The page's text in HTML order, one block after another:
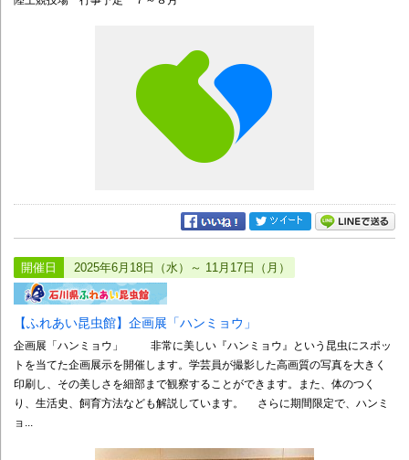
開催日 2025年6月18日（水）～ 11月17日（月）
【ふれあい昆虫館】企画展「ハンミョウ」
企画展「ハンミョウ」 非常に美しい『ハンミョウ』という昆虫にスポッ
トを当てた企画展示を開催します。学芸員が撮影した高画質の写真を大きく
印刷し、その美しさを細部まで観察することができます。また、体のつく
り、生活史、飼育方法なども解説しています。 さらに期間限定で、ハンミ
ョ...